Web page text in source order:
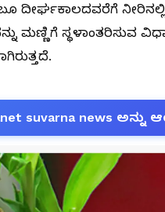
ದೀರ್ಘಕಾಲದವರೆಗೆ
ಮಣ್ಣಿಗೆ ಸ್ಥಳಾಂತರಿಸುವ
suvarna news ಅನ್ನು